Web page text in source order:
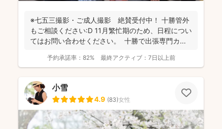
※七五三撮影・ご成人撮影 絶賛受付中！ 十勝管外
もご相談ください:D 11月繁忙期のため、日程につい
てはお問い合わせください。 十勝で出張専門カ...
予約承諾率： 82% 最終アクティブ： 7日以上前
小雪
4.9 (83)女性